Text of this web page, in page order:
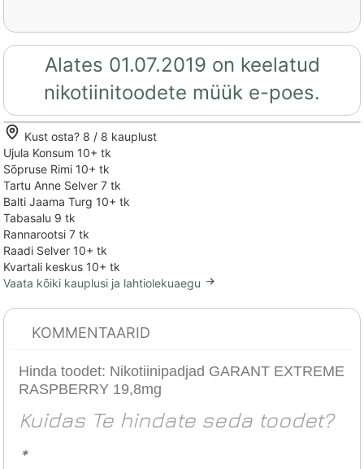
Alates 01.07.2019 on keelatud
nikotiinitoodete müük e-poes.
Kust osta? 8 / 8 kauplust
Ujula Konsum 10+ tk
Sõpruse Rimi 10+ tk
Tartu Anne Selver 7 tk
Balti Jaama Turg 10+ tk
Tabasalu 9 tk
Rannarootsi 7 tk
Raadi Selver 10+ tk
Kvartali keskus 10+ tk
Vaata kõiki kauplusi ja lahtiolekuaegu
KOMMENTAARID
Hinda toodet: Nikotiinipadjad GARANT EXTREME
RASPBERRY 19,8mg
Kuidas Te hindate seda toodet?
*